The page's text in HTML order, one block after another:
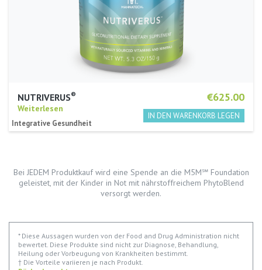
€625.00
NUTRIVERUS®
Weiterlesen
Integrative Gesundheit
Bei JEDEM Produktkauf wird eine Spende an die M5M℠ Foundation
geleistet, mit der Kinder in Not mit nährstoffreichem PhytoBlend
versorgt werden.
* Diese Aussagen wurden von der Food and Drug Administration nicht
bewertet. Diese Produkte sind nicht zur Diagnose, Behandlung,
Heilung oder Vorbeugung von Krankheiten bestimmt.
† Die Vorteile variieren je nach Produkt.